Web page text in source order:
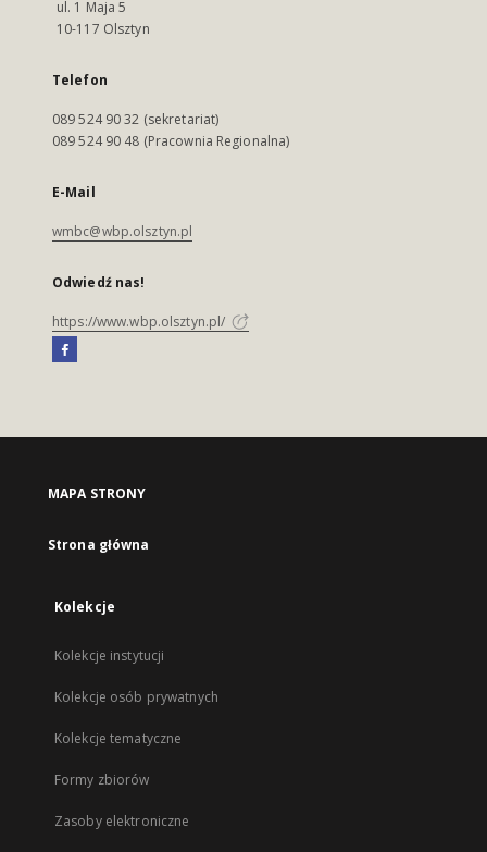
ul. 1 Maja 5
10-117 Olsztyn
Telefon
089 524 90 32 (sekretariat)
089 524 90 48 (Pracownia Regionalna)
E-Mail
wmbc@wbp.olsztyn.pl
Odwiedź nas!
https://www.wbp.olsztyn.pl/
MAPA STRONY
Strona główna
Kolekcje
Kolekcje instytucji
Kolekcje osób prywatnych
Kolekcje tematyczne
Formy zbiorów
Zasoby elektroniczne